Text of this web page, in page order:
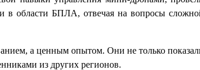
в области БПЛА, отвечая на вопросы
а ценным опытом. Они не только
из других регионов.